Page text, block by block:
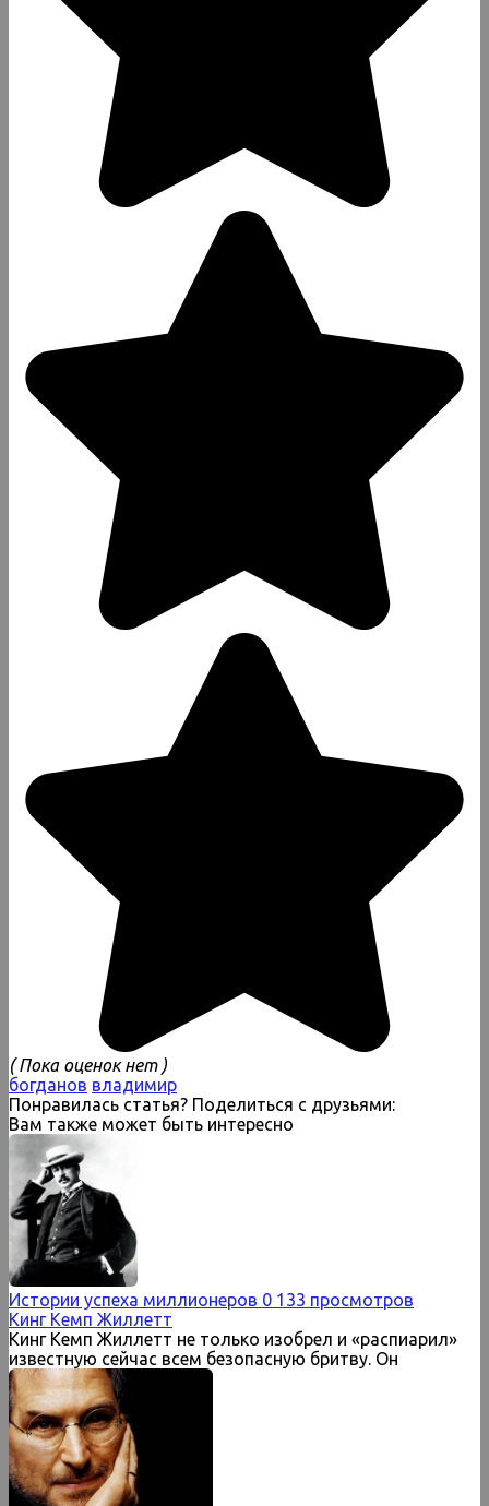
( Пока оценок нет )
богданов владимир
Понравилась статья? Поделиться с друзьями:
Вам также может быть интересно
Истории успеха миллионеров 0 133 просмотров
Кинг Кемп Жиллетт
Кинг Кемп Жиллетт не только изобрел и «распиарил»
известную сейчас всем безопасную бритву. Он